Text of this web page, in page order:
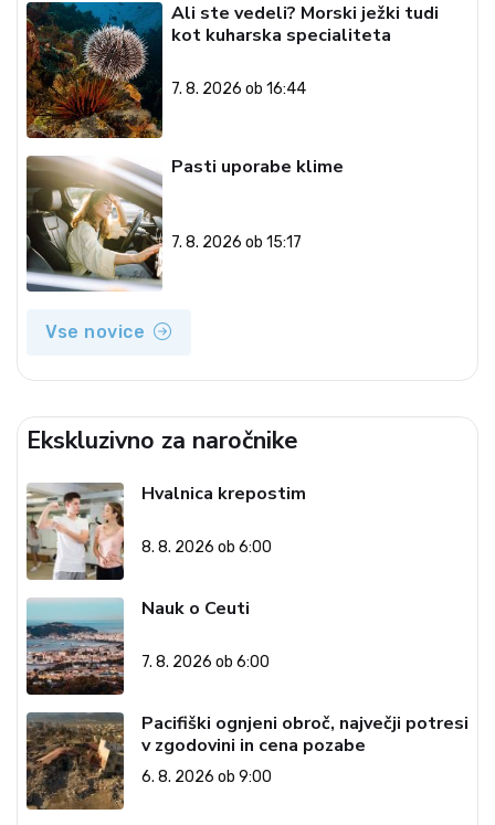
Ali ste vedeli? Morski ježki tudi
kot kuharska specialiteta
7. 8. 2026 ob 16:44
Pasti uporabe klime
7. 8. 2026 ob 15:17
Vse novice
Ekskluzivno za naročnike
Hvalnica krepostim
8. 8. 2026 ob 6:00
Nauk o Ceuti
7. 8. 2026 ob 6:00
Pacifiški ognjeni obroč, največji potresi
v zgodovini in cena pozabe
6. 8. 2026 ob 9:00